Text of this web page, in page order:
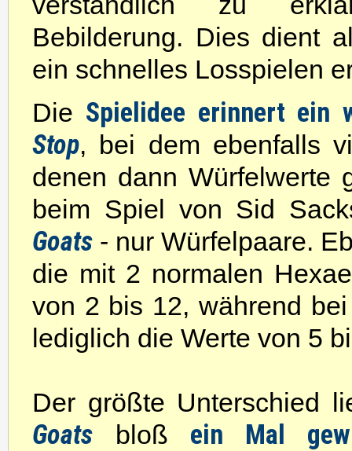
Bebilderung. Dies dient
ein schnelles Losspielen
Die Spielidee erinnert ein
Stop, bei dem ebenfalls
denen dann Würfelwerte
beim Spiel von Sid
Goats - nur Würfelpaare.
die mit 2 normalen
von 2 bis 12, während
lediglich die Werte von 5
Der größte Unterschied
Goats bloß ein Mal